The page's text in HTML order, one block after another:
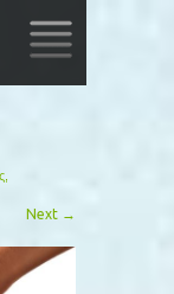
Next →